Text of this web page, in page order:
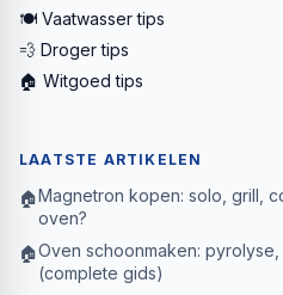
🍽️ Vaatwasser tips
💨 Droger tips
🏠 Witgoed tips
LAATSTE ARTIKELEN
🏠Magnetron kopen: solo, grill,
oven?
🏠Oven schoonmaken:
(complete gids)